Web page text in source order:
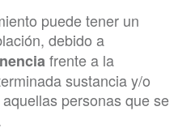
puede tener un
debido a
frente a la
sustancia y/o
personas que se